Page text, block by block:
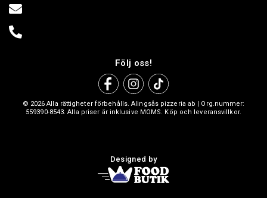
Följ oss!
© 2026 Alla rättigheter förbehålls. Alingsås pizzeria ab | Org.nummer:
559390-8543. Alla priser är inklusive MOMS. Köp och leveransvillkor.
Designed by